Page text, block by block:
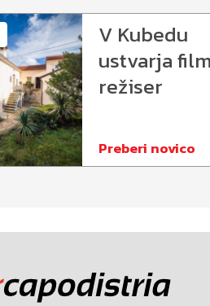
V Kubedu
ustvarja
režiser
Preberi novico